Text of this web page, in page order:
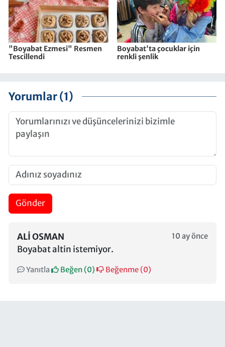
"Boyabat Ezmesi" Resmen
Tescillendi
Boyabat'ta çocuklar için
renkli şenlik
Yorumlar (1)
Gönder
ALI OSMAN 10 ay önce
Boyabat altin istemiyor.
Yanıtla Beğen (0) Beğenme (0)